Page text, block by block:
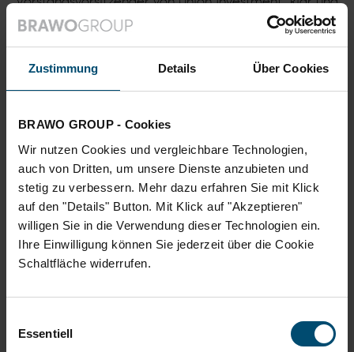
Zustimmung Details Über Cookies
BRAWO GROUP - Cookies
Wir nutzen Cookies und vergleichbare Technologien,
auch von Dritten, um unsere Dienste anzubieten und
stetig zu verbessern. Mehr dazu erfahren Sie mit Klick
auf den "Details" Button. Mit Klick auf "Akzeptieren"
willigen Sie in die Verwendung dieser Technologien ein.
Ihre Einwilligung können Sie jederzeit über die Cookie
Schaltfläche widerrufen.
Essentiell
deutlich ausdrückt: „Unser Auftrag ist es, das